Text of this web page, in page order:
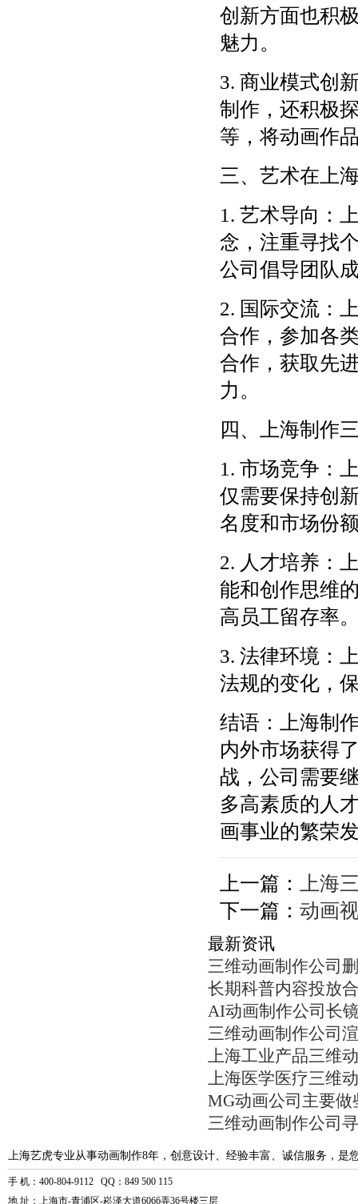
创新方面也积
魅力。
3. 商业模式创
制作，还积极
等，将动画作
三、艺术在上
1. 艺术导向：
念，注重寻找
公司倡导团队
2. 国际交流：
合作，参加各
合作，获取先
力。
四、上海制作
1. 市场竞争：
仅需要保持创
名度和市场份
2. 人才培养：
能和创作思维
高员工留存率
3. 法律环境：
法规的变化，
结语：上海制
内外市场获得
战，公司需要
多高素质的人
画事业的繁荣
上一篇：
上海
下一篇： 动画
最新资讯
三维动画制作公司
长期科普内容投放
AI动画制作公司长
三维动画制作公司
上海工业产品三维
上海医学医疗三维
MG动画公司主要做
三维动画制作公司
上海艺虎专业从事动画制作8年，创意设计、经验丰富、诚信服务，是
手 机：400-804-9112 QQ：849 500 115
地 址：上海市-青浦区-崧泽大道6066弄36号楼三层